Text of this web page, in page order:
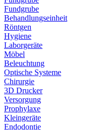
Fundgrube
Behandlungseinheit
Röntgen
Hygiene
Laborgeräte
Möbel
Beleuchtung
Optische Systeme
Chirurgie
3D Drucker
Versorgung
Prophylaxe
Kleingeräte
Endodontie